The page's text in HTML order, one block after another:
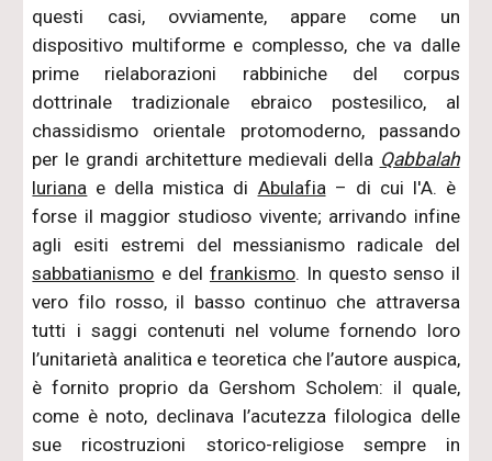
questi casi, ovviamente, appare come un
dispositivo multiforme e complesso, che va dalle
prime rielaborazioni rabbiniche del corpus
dottrinale tradizionale ebraico postesilico, al
chassidismo orientale protomoderno, passando
per le grandi architetture medievali della Qabbalah
luriana e della mistica di Abulafia– di cui l'A. è
forse il maggior studioso vivente; arrivando infine
agli esiti estremi del messianismo radicale del
sabbatianismo e del frankismo. In questo senso il
vero filo rosso, il basso continuo che attraversa
tutti i saggi contenuti nel volume fornendo loro
l’unitarietà analitica e teoretica che l’autore auspica,
è fornito proprio da Gershom Scholem: il quale,
come è noto, declinava l’acutezza filologica delle
sue ricostruzioni storico-religiose sempre in